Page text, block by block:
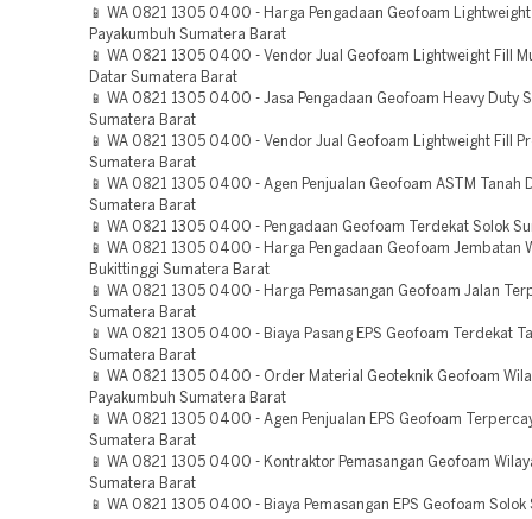
📱 WA 0821 1305 0400 - Harga Pengadaan Geofoam
Payakumbuh Sumatera Barat
📱 WA 0821 1305 0400 - Vendor Jual Geofoam Lightweight Fill
Datar Sumatera Barat
📱 WA 0821 1305 0400 - Jasa Pengadaan Geofoam Heavy Duty
Sumatera Barat
📱 WA 0821 1305 0400 - Vendor Jual Geofoam Lightweight Fill
Sumatera Barat
📱 WA 0821 1305 0400 - Agen Penjualan Geofoam ASTM Tanah
Sumatera Barat
📱 WA 0821 1305 0400 - Pengadaan Geofoam Terdekat Solok
📱 WA 0821 1305 0400 - Harga Pengadaan Geofoam Jembatan
Bukittinggi Sumatera Barat
📱 WA 0821 1305 0400 - Harga Pemasangan Geofoam Jalan
Sumatera Barat
📱 WA 0821 1305 0400 - Biaya Pasang EPS Geofoam Terdekat
Sumatera Barat
📱 WA 0821 1305 0400 - Order Material Geoteknik Geofoam
Payakumbuh Sumatera Barat
📱 WA 0821 1305 0400 - Agen Penjualan EPS Geofoam
Sumatera Barat
📱 WA 0821 1305 0400 - Kontraktor Pemasangan Geofoam
Sumatera Barat
📱 WA 0821 1305 0400 - Biaya Pemasangan EPS Geofoam Solok